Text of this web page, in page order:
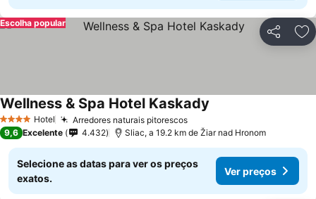
Partilhar
Escolha popular
4 EstrelasHotel Arredores naturais pitorescosVer preços
Wellness & Spa Hotel Kaskady
9,6 Excelente 4.432 Sliac, a 19.2 km de Žiar nad Hronom
Selecione as datas para ver os preços
exatos.
Ver preços